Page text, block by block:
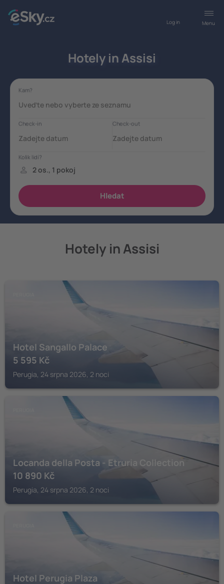
Menu
Log in
Hotely in Assisi
Hotely in Assisi
Hotel Sangallo Palace
5 595 Kč
Perugia, 24 srpna 2026, 2 noci
Locanda della Posta - Etruria Collection
10 890 Kč
Perugia, 24 srpna 2026, 2 noci
Hotel Perugia Plaza